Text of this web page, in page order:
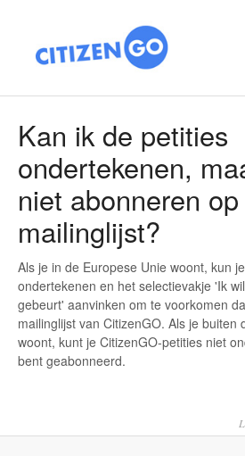
OVER ONS
OVERWINNINGEN
DONEREN
Kan ik de petities
ondertekenen,
niet abonneren
mailinglijst?
Als je in de Europese Unie woont, kun
ondertekenen en het selectievakje 'Ik
gebeurt' aanvinken om te voorkomen
mailinglijst van CitizenGO. Als je buiten
woont, kunt je CitizenGO-petities niet
bent geabonneerd.